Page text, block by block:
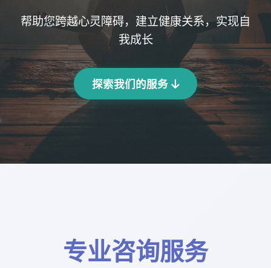
帮助您跨越心灵障碍，建立健康关系，实现自
我成长
探索我们的服务
专业咨询服务